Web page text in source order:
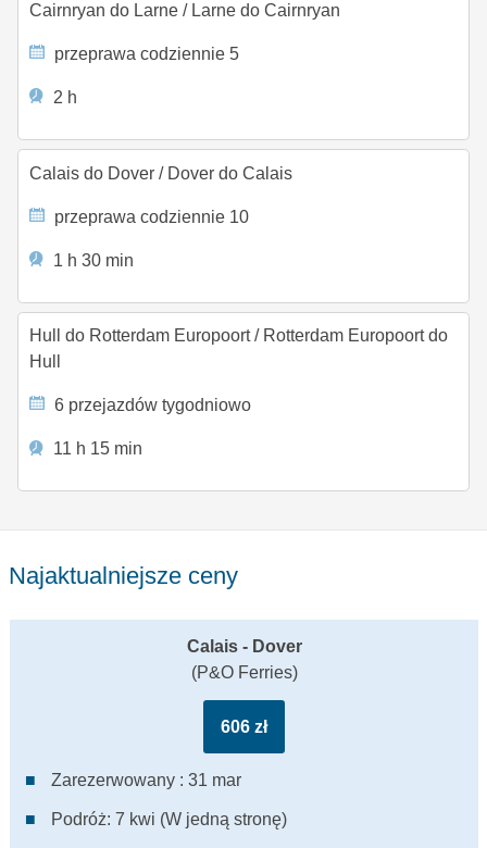
Cairnryan do Larne /Larne do Cairnryan
przeprawa codziennie 5
2 h
Calais do Dover /Dover do Calais
przeprawa codziennie 10
1 h 30 min
Hull do Rotterdam Europoort/Rotterdam Europoort do
Hull
6 przejazdów tygodniowo
11 h 15 min
Najaktualniejsze ceny
Calais - Dover
(P&O Ferries)
606 zł
Zarezerwowany : 31 mar
Podróż: 7 kwi (W jedną stronę)